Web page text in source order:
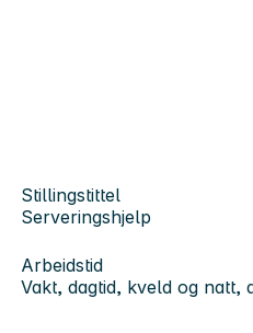
Stillingstittel
Serveringshjelp
Arbeidstid
Vakt, dagtid, kveld og natt,